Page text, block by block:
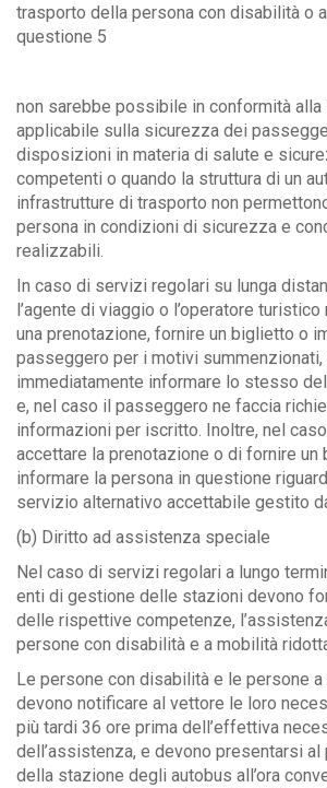
trasporto della persona con disabilità o
questione 5
non sarebbe possibile in conformità
applicabile sulla sicurezza dei
disposizioni in materia di salute e
competenti o quando la struttura di un
infrastrutture di trasporto non
persona in condizioni di sicurezza e
realizzabili.
In caso di servizi regolari su lunga
l’agente di viaggio o l’operatore
una prenotazione, fornire un biglietto o
passeggero per i motivi summenzionati,
immediatamente informare lo stesso
e, nel caso il passeggero ne faccia
informazioni per iscritto. Inoltre, nel
accettare la prenotazione o di fornire un
informare la persona in questione
servizio alternativo accettabile gestito
(b) Diritto ad assistenza speciale
Nel caso di servizi regolari a lungo
enti di gestione delle stazioni devono
delle rispettive competenze,
persone con disabilità e a mobilità
Le persone con disabilità e le persone
devono notificare al vettore le loro
più tardi 36 ore prima dell’effettiva
dell’assistenza, e devono presentarsi al
della stazione degli autobus all’ora